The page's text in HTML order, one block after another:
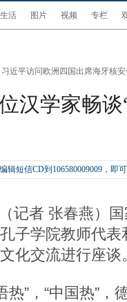
生活 图片 视频 专栏
习近平访问欧洲四国出席海牙核
汉学家畅谈
辑短信CD到106580009009，即
记者 张春燕）
子学院教师代
化交流进行座谈
”，“中国热”，